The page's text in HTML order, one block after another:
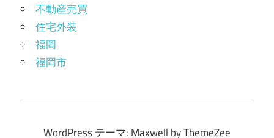
不動産売買
住宅外装
福岡
福岡市
WordPress テーマ: Maxwell by ThemeZee